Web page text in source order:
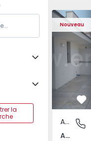
la
132
142
2
Nouveau
Appartement T2
Av.
Appartement
Av. Boavista, Porto